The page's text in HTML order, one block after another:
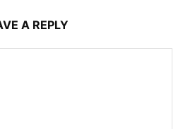
A REPLY